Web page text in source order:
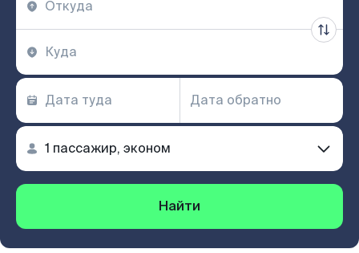
Найти